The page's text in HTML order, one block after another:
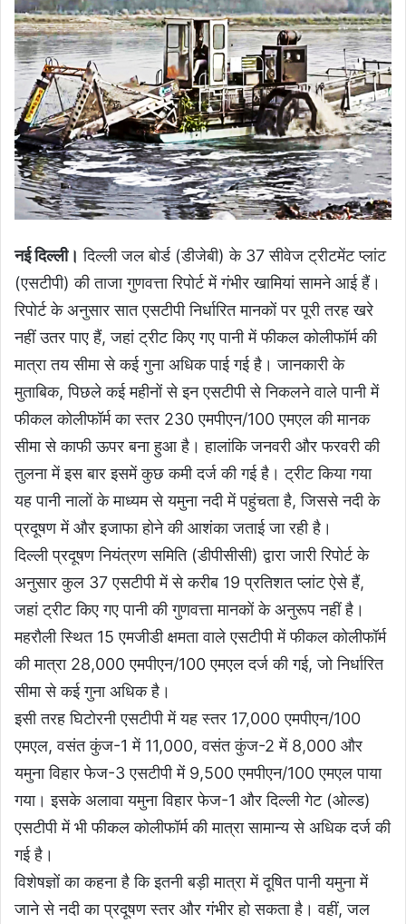
नई दिल्ली। दिल्ली जल बोर्ड (डीजेबी) के 37 सीवेज ट्रीटमेंट प्लांट
(एसटीपी) की ताजा गुणवत्ता रिपोर्ट में गंभीर खामियां सामने आई हैं।
रिपोर्ट के अनुसार सात एसटीपी निर्धारित मानकों पर पूरी तरह खरे
नहीं उतर पाए हैं, जहां ट्रीट किए गए पानी में फीकल कोलीफॉर्म की
मात्रा तय सीमा से कई गुना अधिक पाई गई है। जानकारी के
मुताबिक, पिछले कई महीनों से इन एसटीपी से निकलने वाले पानी में
फीकल कोलीफॉर्म का स्तर 230 एमपीएन/100 एमएल की मानक
सीमा से काफी ऊपर बना हुआ है। हालांकि जनवरी और फरवरी की
तुलना में इस बार इसमें कुछ कमी दर्ज की गई है। ट्रीट किया गया
यह पानी नालों के माध्यम से यमुना नदी में पहुंचता है, जिससे नदी के
प्रदूषण में और इजाफा होने की आशंका जताई जा रही है।
दिल्ली प्रदूषण नियंत्रण समिति (डीपीसीसी) द्वारा जारी रिपोर्ट के
अनुसार कुल 37 एसटीपी में से करीब 19 प्रतिशत प्लांट ऐसे हैं,
जहां ट्रीट किए गए पानी की गुणवत्ता मानकों के अनुरूप नहीं है।
महरौली स्थित 15 एमजीडी क्षमता वाले एसटीपी में फीकल कोलीफॉर्म
की मात्रा 28,000 एमपीएन/100 एमएल दर्ज की गई, जो निर्धारित
सीमा से कई गुना अधिक है।
इसी तरह घिटोरनी एसटीपी में यह स्तर 17,000 एमपीएन/100
एमएल, वसंत कुंज-1 में 11,000, वसंत कुंज-2 में 8,000 और
यमुना विहार फेज-3 एसटीपी में 9,500 एमपीएन/100 एमएल पाया
गया। इसके अलावा यमुना विहार फेज-1 और दिल्ली गेट (ओल्ड)
एसटीपी में भी फीकल कोलीफॉर्म की मात्रा सामान्य से अधिक दर्ज की
गई है।
विशेषज्ञों का कहना है कि इतनी बड़ी मात्रा में दूषित पानी यमुना में
जाने से नदी का प्रदूषण स्तर और गंभीर हो सकता है। वहीं, जल